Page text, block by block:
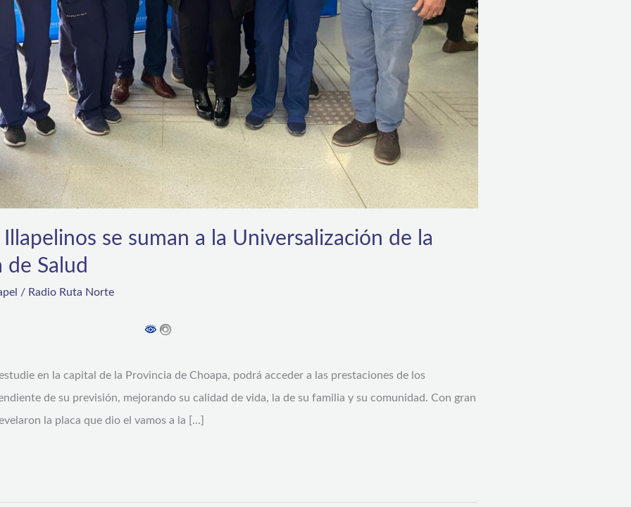
se suman a la Universalización de la
Salud
/ Radio Ruta Norte
en la capital de la Provincia de Choapa, podrá acceder a las prestaciones de los
de su previsión, mejorando su calidad de vida, la de su familia y su comunidad. Con gran
la placa que dio el vamos a la […]